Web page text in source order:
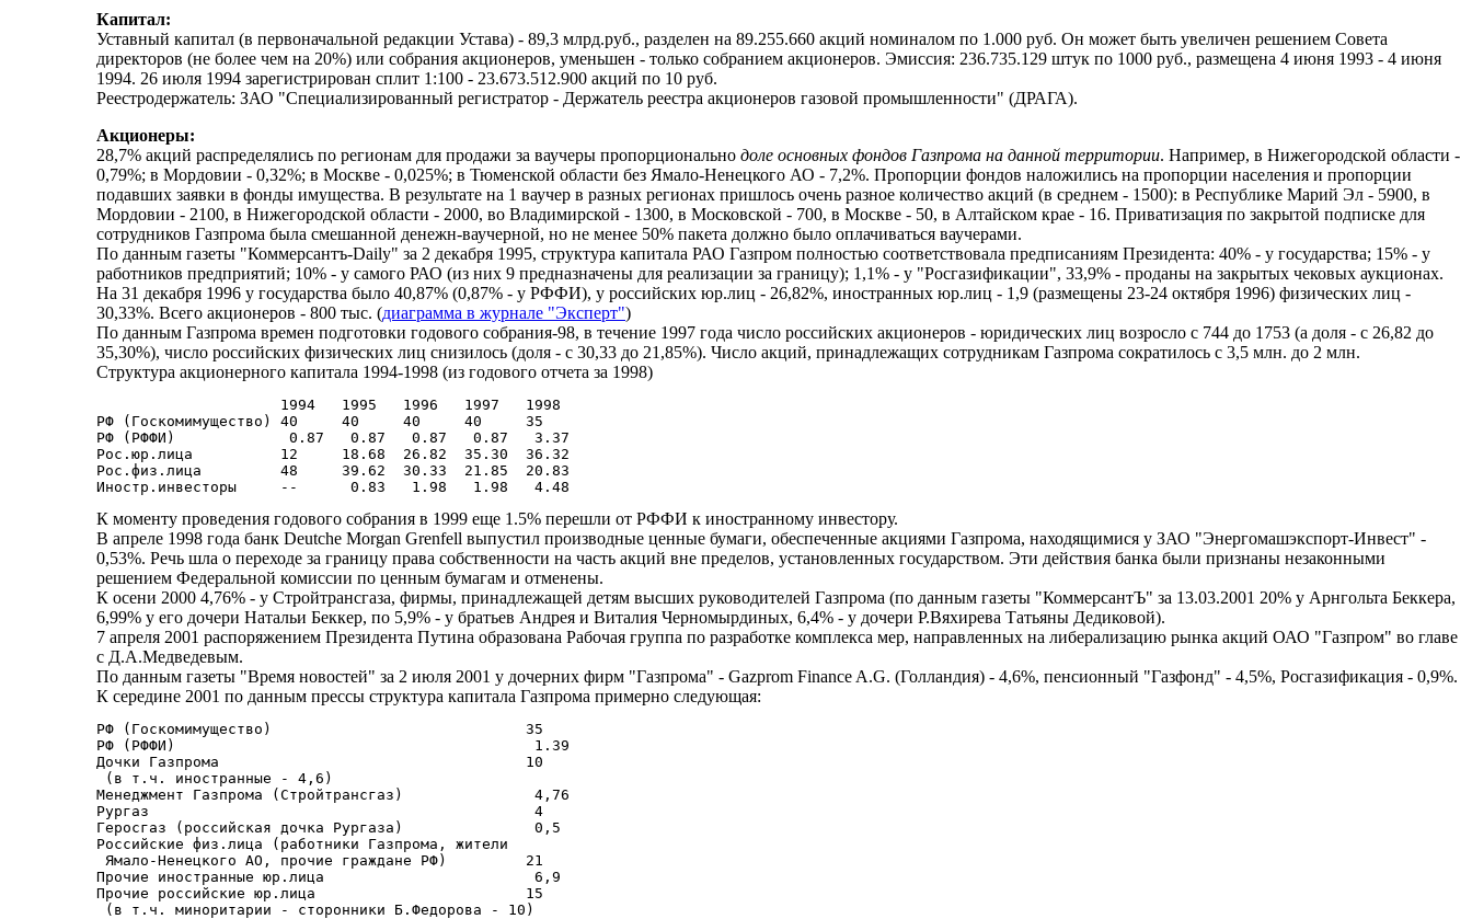
Капитал:
Уставный капитал (в первоначальной редакции Устава) - 89,3 млрд.руб., разделен на 89.255.660 акций номиналом по 1.000 руб. Он может быть увеличен решением Совета
директоров (не более чем на 20%) или собрания акционеров, уменьшен - только собранием акционеров. Эмиссия: 236.735.129 штук по 1000 руб., размещена 4 июня 1993 - 4 июня
1994. 26 июля 1994 зарегистрирован сплит 1:100 - 23.673.512.900 акций по 10 руб.
Реестродержатель: ЗАО "Специализированный регистратор - Держатель реестра акционеров газовой промышленности" (ДРАГА).
Акционеры:
28,7% акций распределялись по регионам для продажи за ваучеры пропорционально доле основных фондов Газпрома на данной территории. Например, в Нижегородской области -
0,79%; в Мордовии - 0,32%; в Москве - 0,025%; в Тюменской области без Ямало-Ненецкого АО - 7,2%. Пропорции фондов наложились на пропорции населения и пропорции
подавших заявки в фонды имущества. В результате на 1 ваучер в разных регионах пришлось очень разное количество акций (в среднем - 1500): в Республике Марий Эл - 5900, в
Мордовии - 2100, в Нижегородской области - 2000, во Владимирской - 1300, в Московской - 700, в Москве - 50, в Алтайском крае - 16. Приватизация по закрытой подписке для
сотрудников Газпрома была смешанной денежн-ваучерной, но не менее 50% пакета должно было оплачиваться ваучерами.
По данным газеты "Коммерсантъ-Daily" за 2 декабря 1995, структура капитала РАО Газпром полностью соответствовала предписаниям Президента: 40% - у государства; 15% - у
работников предприятий; 10% - у самого РАО (из них 9 предназначены для реализации за границу); 1,1% - у "Росгазификации", 33,9% - проданы на закрытых чековых аукционах.
На 31 декабря 1996 у государства было 40,87% (0,87% - у РФФИ), у российских юр.лиц - 26,82%, иностранных юр.лиц - 1,9 (размещены 23-24 октября 1996) физических лиц -
30,33%. Всего акционеров - 800 тыс. (диаграмма в журнале "Эксперт")
По данным Газпрома времен подготовки годового собрания-98, в течение 1997 года число российских акционеров - юридических лиц возросло с 744 до 1753 (а доля - с 26,82 до
35,30%), число российских физических лиц снизилось (доля - с 30,33 до 21,85%). Число акций, принадлежащих сотрудникам Газпрома сократилось с 3,5 млн. до 2 млн.
Структура акционерного капитала 1994-1998 (из годового отчета за 1998)
                     1994   1995   1996   1997   1998
РФ (Госкомимущество) 40     40     40     40     35
РФ (РФФИ)             0.87   0.87   0.87   0.87   3.37
Рос.юр.лица          12     18.68  26.82  35.30  36.32
Рос.физ.лица         48     39.62  30.33  21.85  20.83
К моменту проведения годового собрания в 1999 еще 1.5% перешли от РФФИ к иностранному инвестору.
В апреле 1998 года банк Deutche Morgan Grenfell выпустил производные ценные бумаги, обеспеченные акциями Газпрома, находящимися у ЗАО "Энергомашэкспорт-Инвест" -
0,53%. Речь шла о переходе за границу права собственности на часть акций вне пределов, установленных государством. Эти действия банка были признаны незаконными
решением Федеральной комиссии по ценным бумагам и отменены.
К осени 2000 4,76% - у Стройтрансгаза, фирмы, принадлежащей детям высших руководителей Газпрома (по данным газеты "КоммерсантЪ" за 13.03.2001 20% у Арнгольта Беккера,
6,99% у его дочери Натальи Беккер, по 5,9% - у братьев Андрея и Виталия Черномырдиных, 6,4% - у дочери Р.Вяхирева Татьяны Дедиковой).
7 апреля 2001 распоряжением Президента Путина образована Рабочая группа по разработке комплекса мер, направленных на либерализацию рынка акций ОАО "Газпром" во главе
с Д.А.Медведевым.
По данным газеты "Время новостей" за 2 июля 2001 у дочерних фирм "Газпрома" - Gazprom Finance A.G. (Голландия) - 4,6%, пенсионный "Газфонд" - 4,5%, Росгазификация - 0,9%.
К середине 2001 по данным прессы структура капитала Газпрома примерно следующая:
РФ (Госкомимущество)                             35
РФ (РФФИ)                                         1.39
Дочки Газпрома                                   10
(в т.ч. иностранные - 4,6)
Менеджмент Газпрома (Стройтрансгаз)               4,76
Рургаз                                            4
Геросгаз (российская дочка Рургаза)               0,5
Российские физ.лица (работники Газпрома, жители
Ямало-Ненецкого АО, прочие граждане РФ)         21
Прочие иностранные юр.лица                        6,9
Прочие российские юр.лица                        15
(в т.ч. миноритарии - сторонники Б.Федорова - 10)